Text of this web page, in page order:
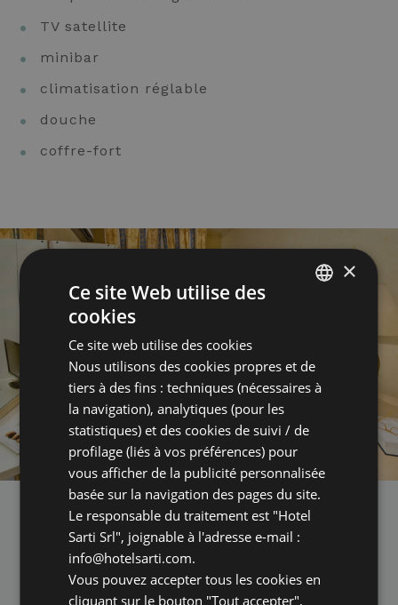
TV satellite
minibar
climatisation réglable
douche
coffre-fort
01 01
×
Ce site Web utilise des
cookies
Ce site web utilise des cookies
Nous utilisons des cookies propres et de
tiers à des fins : techniques (nécessaires à
la navigation), analytiques (pour les
statistiques) et des cookies de suivi / de
profilage (liés à vos préférences) pour
vous afficher de la publicité personnalisée
basée sur la navigation des pages du site.
Le responsable du traitement est "Hotel
Sarti Srl", joignable à l'adresse e-mail :
info@hotelsarti.com.
Vous pouvez accepter tous les cookies en
cliquant sur le bouton "Tout accepter",